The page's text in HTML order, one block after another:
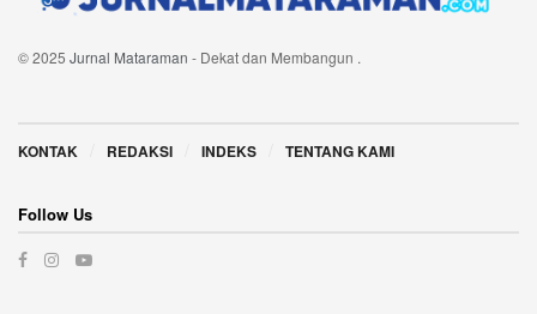
© 2025 Jurnal Mataraman - Dekat dan Membangun .
KONTAK REDAKSI INDEKS TENTANG KAMI
Follow Us